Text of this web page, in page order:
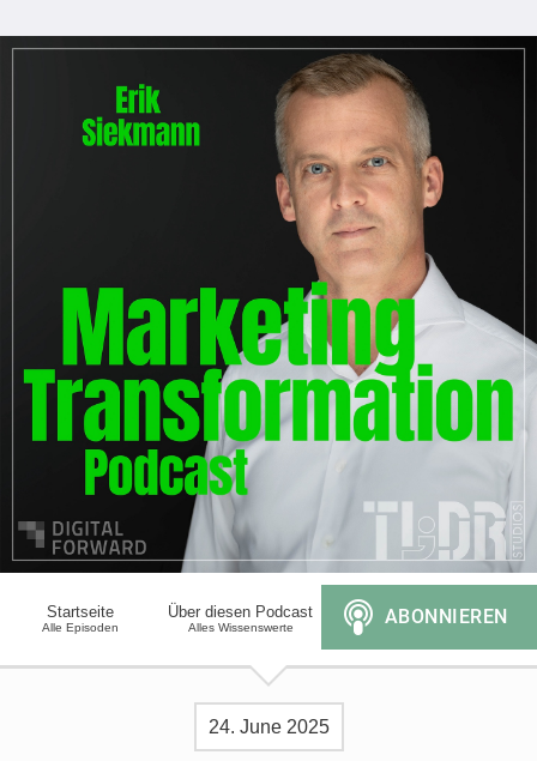
Startseite
Alle Episoden
Über diesen Podcast
Alles Wissenswerte
24. June 2025